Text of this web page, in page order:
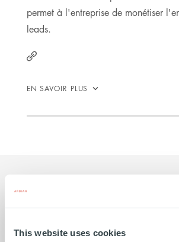
This website uses cookies
permet à l'entreprise de monétiser
leads.
EN SAVOIR PLUS